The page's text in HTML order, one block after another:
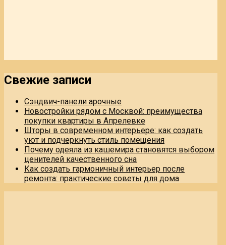
Свежие записи
Сэндвич-панели арочные
Новостройки рядом с Москвой: преимущества
покупки квартиры в Апрелевке
Шторы в современном интерьере: как создать
уют и подчеркнуть стиль помещения
Почему одеяла из кашемира становятся выбором
ценителей качественного сна
Как создать гармоничный интерьер после
ремонта: практические советы для дома